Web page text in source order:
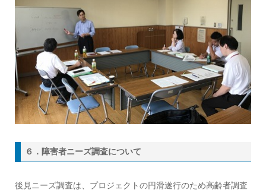
６．障害者ニーズ調査について
後見ニーズ調査は、プロジェクトの円滑遂行のため高齢者調査